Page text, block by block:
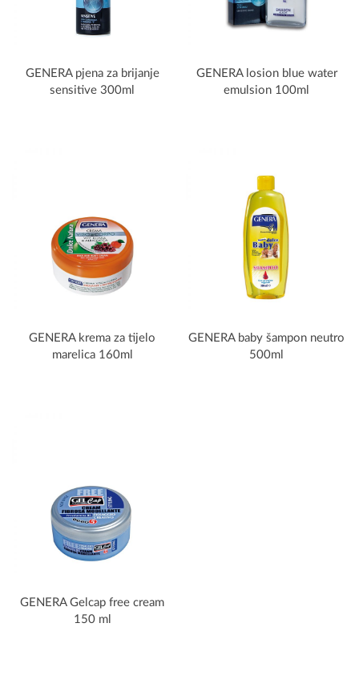
GENERA pjena za brijanje
sensitive 300ml
GENERA losion blue water
emulsion 100ml
GENERA krema za tijelo
marelica 160ml
GENERA baby šampon neutro
500ml
GENERA Gelcap free cream
150 ml